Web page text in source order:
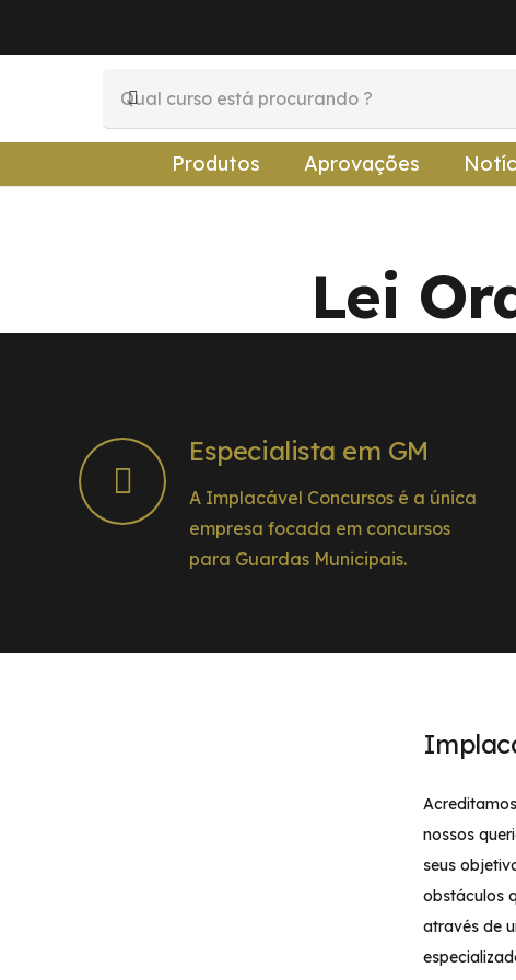
Produtos Aprovações
Lei
Especialista em GM
A Implacável Concursos é a única
empresa focada em concursos
para Guardas Municipais.
nossos
seus
obstáculos
através de